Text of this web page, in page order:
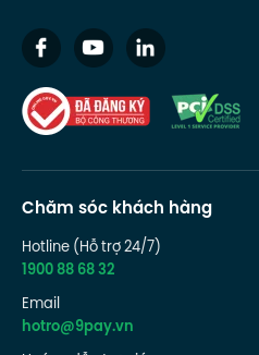
Chăm sóc khách hàng
Hotline (Hỗ trợ 24/7)
1900 88 68 32
Email
hotro@9pay.vn